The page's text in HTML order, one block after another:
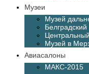
Музеи
Музей
Музей в
Авиасалоны
МАКС-2015